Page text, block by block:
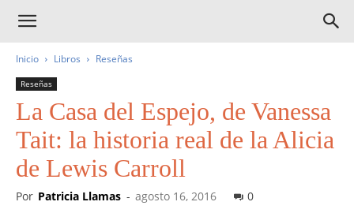
Inicio Libros Reseñas
Reseñas
La Casa del Espejo, de Vanessa
Tait: la historia real de la Alicia
de Lewis Carroll
Por Patricia Llamas - agosto 16, 2016 0